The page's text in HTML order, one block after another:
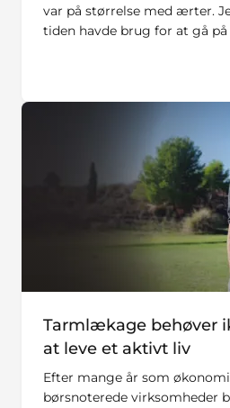
var på størrelse med ærter.
tiden havde brug for at gå
Tarmlækage behøver
at leve et aktivt liv
Efter mange år som
børsnoterede virksomheder